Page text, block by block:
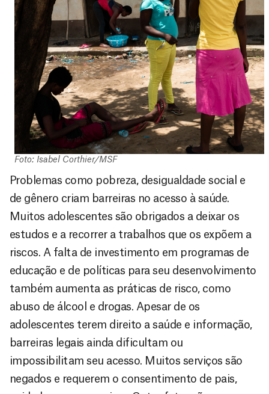
Foto: Isabel Corthier/MSF
Problemas como pobreza, desigualdade social e
de gênero criam barreiras no acesso à saúde.
Muitos adolescentes são obrigados a deixar os
estudos e a recorrer a trabalhos que os expõem a
riscos. A falta de investimento em programas de
educação e de políticas para seu desenvolvimento
também aumenta as práticas de risco, como
abuso de álcool e drogas. Apesar de os
adolescentes terem direito a saúde e informação,
barreiras legais ainda dificultam ou
impossibilitam seu acesso. Muitos serviços são
negados e requerem o consentimento de pais,